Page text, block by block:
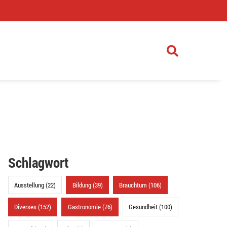
Schlagwort
Ausstellung (22) Bildung (39) Brauchtum (106)
Diverses (152) Gastronomie (76) Gesundheit (100)